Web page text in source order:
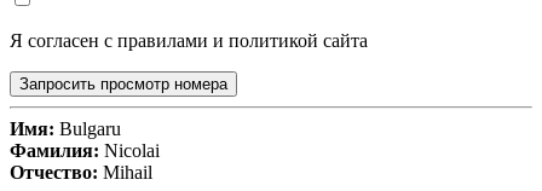
Я согласен с правилами и политикой сайта
Запросить просмотр номера
Имя: Bulgaru
Фамилия: Nicolai
Отчество: Mihail